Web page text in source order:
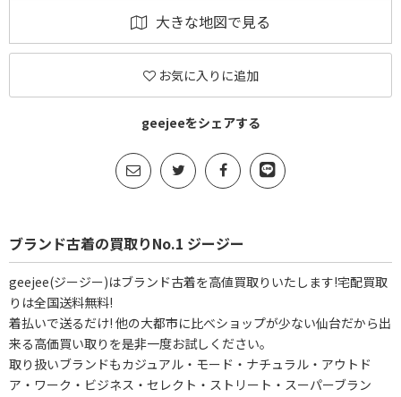
大きな地図で見る
お気に入りに追加
geejeeをシェアする
ブランド古着の買取りNo.1 ジージー
geejee(ジージー)はブランド古着を高値買取りいたします!宅配買取
りは全国送料無料!
着払いで送るだけ! 他の大都市に比べショップが少ない仙台だから出
来る高価買い取りを是非一度お試しください。
取り扱いブランドもカジュアル・モード・ナチュラル・アウトド
ア・ワーク・ビジネス・セレクト・ストリート・スーパーブラン